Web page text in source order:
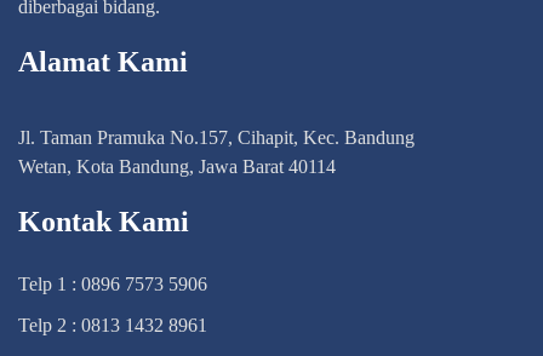
diberbagai bidang.
Alamat Kami
Jl. Taman Pramuka No.157, Cihapit, Kec. Bandung
Wetan, Kota Bandung, Jawa Barat 40114
Kontak Kami
Telp 1 : 0896 7573 5906
Telp 2 : 0813 1432 8961